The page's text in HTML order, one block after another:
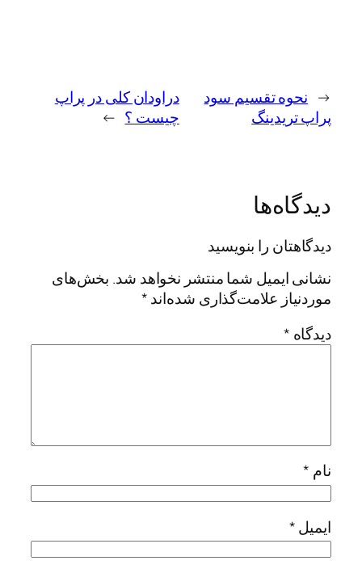
← نحوه تقسیم سود
پراپ تریدینگ
دراودان کلی در پراپ
چیست ؟ →
دیدگاه‌ها
دیدگاهتان را بنویسید
نشانی ایمیل شما منتشر نخواهد شد. بخش‌های
موردنیاز علامت‌گذاری شده‌اند*
دیدگاه *
نام *
ایمیل*